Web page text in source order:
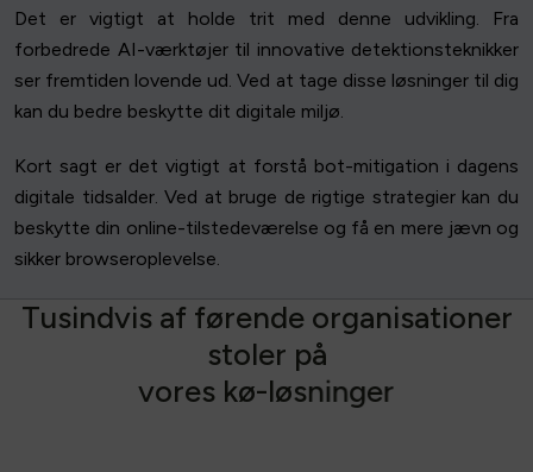
Det er vigtigt at holde trit med denne udvikling. Fra
forbedrede AI-værktøjer til innovative detektionsteknikker
ser fremtiden lovende ud. Ved at tage disse løsninger til dig
kan du bedre beskytte dit digitale miljø.
Kort sagt er det vigtigt at forstå bot-mitigation i dagens
digitale tidsalder. Ved at bruge de rigtige strategier kan du
beskytte din online-tilstedeværelse og få en mere jævn og
sikker browseroplevelse.
Tusindvis af førende organisationer
stoler på
vores kø-løsninger